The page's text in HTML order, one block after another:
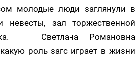
молодые люди заглянули в
невесты, зал торжественной
Светлана Романовна
роль загс играет в жизни